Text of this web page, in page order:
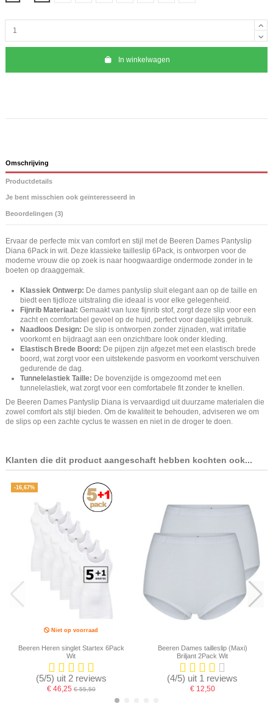
In winkelwagen
Omschrijving
Productdetails
Je bent misschien ook geïnteresseerd in
Beoordelingen (3)
Ervaar de perfecte mix van comfort en stijl met de Beeren Dames Pantyslip
Diana 6Pack in wit. Deze klassieke tailleslip 6Pack, is ontworpen voor de
moderne vrouw die op zoek is naar hoogwaardige ondermode zonder in te
boeten op draaggemak.
Klassiek Ontwerp: De dames pantyslip sluit elegant aan op de taille en
biedt een tijdloze uitstraling die ideaal is voor elke gelegenheid.
Fijnrib Materiaal: Gemaakt van luxe fijnrib stof, zorgt deze slip voor een
zacht en comfortabel gevoel op de huid, perfect voor dagelijks gebruik.
Naadloos Design: De slip is ontworpen zonder zijnaden, wat irritatie
voorkomt en bijdraagt aan een onzichtbare look onder kleding.
Elastisch Brede Boord: De pijpen zijn afgezet met een elastisch brede
boord, wat zorgt voor een uitstekende pasvorm en voorkomt verschuiven
gedurende de dag.
Tunnelelastiek Taille: De bovenzijde is omgezoomd met een
tunnelelastiek, wat zorgt voor een comfortabele fit zonder te knellen.
De Beeren Dames Pantyslip Diana is vervaardigd uit duurzame materialen die
zowel comfort als stijl bieden. Om de kwaliteit te behouden, adviseren we om
de slips op een zachte cyclus te wassen en niet in de droger te doen.
Klanten die dit product aangeschaft hebben kochten ook...
-16,67%
Niet op voorraad
Beeren Heren singlet Startex 6Pack
Wit
(5/5) uit 2 reviews
€ 46,25€ 55,50
Beeren Dames tailleslip (Maxi)
Briljant 2Pack Wit
(4/5) uit 1 reviews
€ 12,50